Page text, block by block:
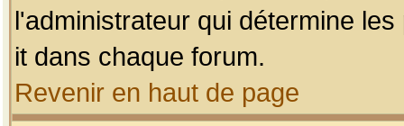
l'administrateur qui détermine
it dans chaque forum.
Revenir en haut de page